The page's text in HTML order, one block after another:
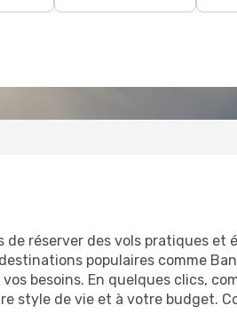
de réserver des vols pratiques et
populaires comme
besoins. En quelques clics,
style de vie et à votre budget.